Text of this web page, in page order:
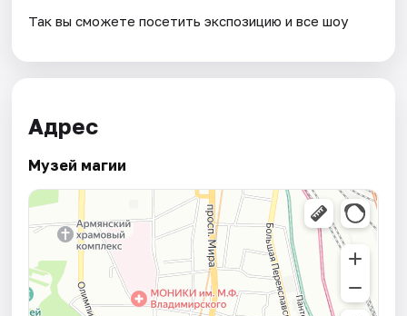
Так вы сможете посетить экспозицию и все шоу
Адрес
Музей магии